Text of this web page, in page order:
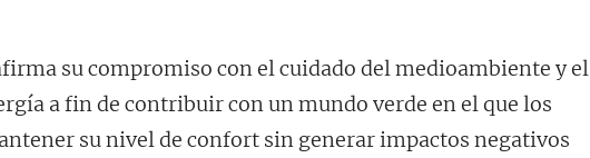
su compromiso con el cuidado del medioambiente y el
a fin de contribuir con un mundo verde en el que los
su nivel de confort sin generar impactos negativos